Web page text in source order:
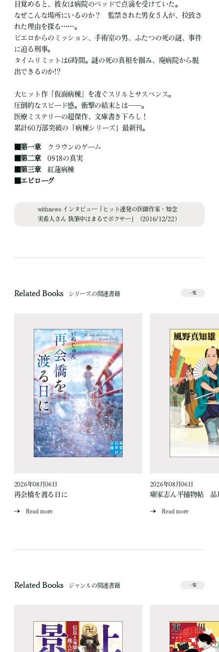
目覚めると、彼女は病院のベッドで点滴を受けていた。
なぜこんな場所にいるのか？ 監禁された男女５人が、拉致さ
れた理由を探る……。
ピエロからのミッション、手術室の男、ふたつの死の謎、事件
に迫る刑事。
タイムリミットは6時間。謎の死の真相を掴み、廃病院から脱
出できるのか!?
大ヒット作『仮面病棟』を凌ぐスリルとサスペンス。
圧倒的なスピード感。衝撃の結末とは――。
医療ミステリーの超傑作、文庫書き下ろし！
累計60万部突破の「病棟シリーズ」最新刊。
■第一章クラウンのゲーム
■第二章0918の真実
■第三章紅蓮病棟
エピローグ
withnews インタビュー「ヒット連発の医師作家・知念
実希人さん 執筆中はまるでボクサー」（2016/12/22）
Related Books シリーズの関連書籍 一覧
2026年08月06日
再会橋を渡る日に
Read more
2026年08月06日
噺家志ん平捕物帖 品
Read more
Related Books ジャンルの関連書籍 一覧